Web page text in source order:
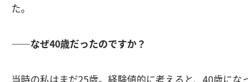
た。
――なぜ40歳だったのですか？